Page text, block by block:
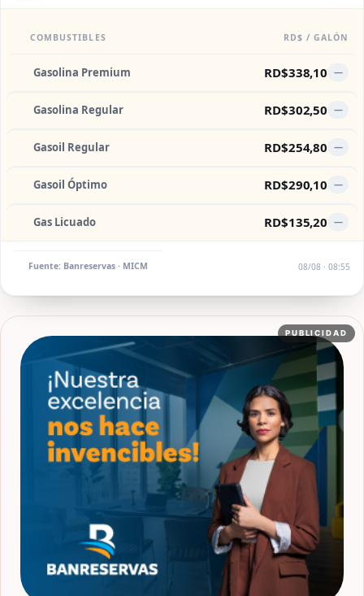
COMBUSTIBLES RD$ / GALÓN
Gasolina Premium RD$338,10 —
Gasolina Regular RD$302,50 —
Gasoil Regular RD$254,80 —
Gasoil Óptimo RD$290,10 —
Gas Licuado RD$135,20 —
Fuente: Banreservas · MICM 08/08 · 08:55
PUBLICIDAD